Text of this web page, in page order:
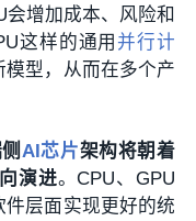
增加成本、风险和
这样的通用并行计
型，从而在多个产
AI芯片架构将朝着
演进。CPU、GPU
层面实现更好的统